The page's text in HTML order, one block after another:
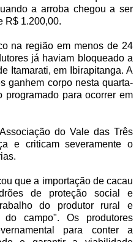
a arroba chegou a ser
R$ 1.200,00.
na região em menos de 24
já haviam bloqueado a
Itamarati, em Ibirapitanga. A
ganhem corpo nesta quarta-
programado para ocorrer em
do Vale das Três
e criticam severamente o
que a importação de cacau
de proteção social e
do produtor rural e
do campo". Os produtores
para conter a